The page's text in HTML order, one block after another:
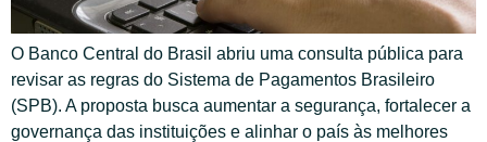
O Banco Central do Brasil abriu uma consulta pública para
revisar as regras do Sistema de Pagamentos Brasileiro
(SPB). A proposta busca aumentar a segurança, fortalecer a
governança das instituições e alinhar o país às melhores